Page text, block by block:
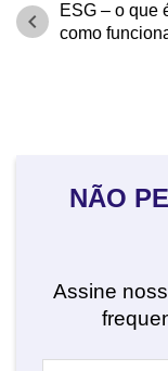
ESG – o que
como
chevron_left
NÃO
Assine